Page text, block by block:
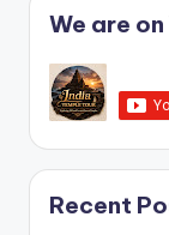
We are
Recent